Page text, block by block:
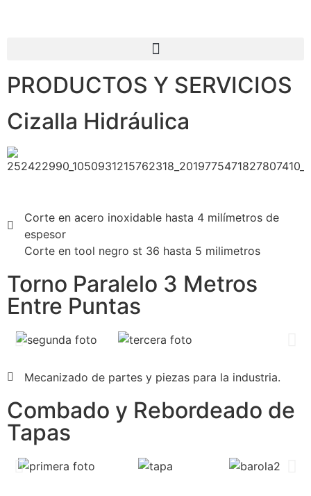
PRODUCTOS Y SERVICIOS
Cizalla Hidráulica
Corte en acero inoxidable hasta 4 milímetros de
espesor
Corte en tool negro st 36 hasta 5 milimetros
Torno Paralelo 3 Metros
Entre Puntas
Mecanizado de partes y piezas para la industria.
Combado y Rebordeado de
Tapas